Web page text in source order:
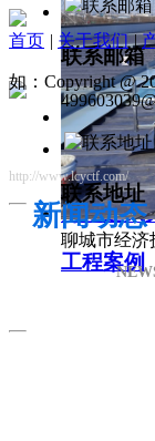
薄型通风
工程案例
新闻动态
联系邮箱
联系地址
聊城市经济
http://www.lcyctf.com/
首页 | 关于我们 |
如：Copyright @